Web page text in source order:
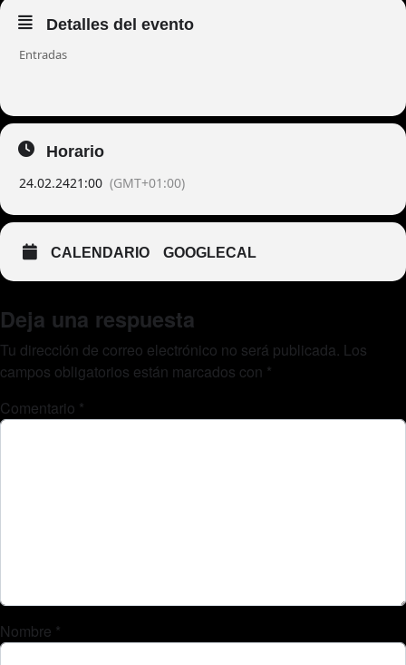
Detalles del evento
Entradas
Horario
24.02.2421:00 (GMT+01:00)
CALENDARIO GOOGLECAL
Deja una respuesta
Tu dirección de correo electrónico no será publicada. Los
campos obligatorios están marcados con *
Comentario *
Nombre *